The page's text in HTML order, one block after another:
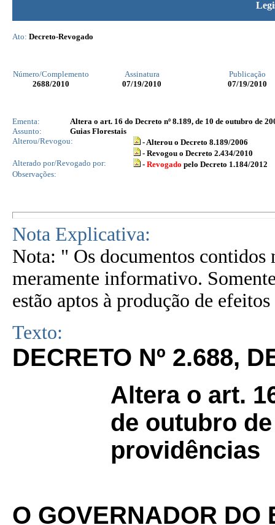
Ato: Decreto-Revogado
Número/Complemento Assinatura
Publicação
2688/2010 07/19/2010 07/19/2010
Ementa:
Altera o art. 16 do Decreto nº 8.189, de 10 de outubro de
Assunto:
Guias Florestais
Alterou/Revogou:
- Alterou o Decreto 8.189/2006
- Revogou o Decreto 2.434/2010
Alterado por/Revogado por:
- Revogado pelo Decreto 1.184/2012
Observações:
Nota Explicativa:
Nota: " Os documentos contidos
meramente informativo.
estão aptos à produção de
Texto:
DECRETO Nº 2.688,
Altera o art.
de outubro
providências
O GOVERNADOR DO